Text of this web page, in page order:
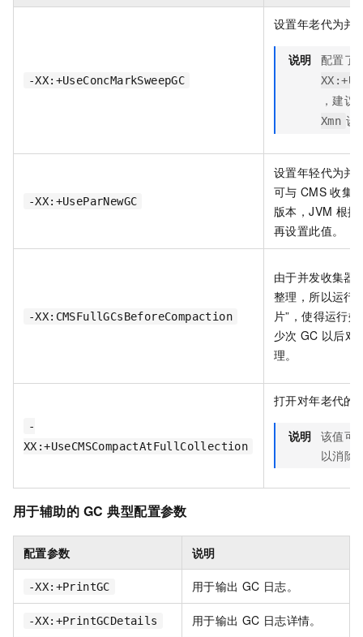
-XX:+UseConcMarkSweepGC
设置年老代为并
说明 配置了
，建议
Xmn 设
-XX:+UseParNewGC
设置年轻代为并
可与 CMS 收集
版本，JVM 根据
再设置此值。
-XX:CMSFullGCsBeforeCompaction
由于并发收集器
整理，所以运行
片”，使得运行
少次 GC 以后对
理。
-
XX:+UseCMSCompactAtFullCollection
打开对年老代的
说明 该值可
以消除
用于辅助的 GC 典型配置参数
配置参数 说明
-XX:+PrintGC 用于输出 GC 日志。
-XX:+PrintGCDetails 用于输出 GC 日志详情。